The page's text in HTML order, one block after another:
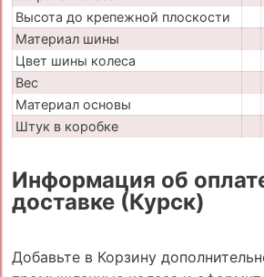
Высота до крепежной плоскости
Материал шины
Цвет шины колеса
Вес
Материал основы
Штук в коробке
Информация об
доставке (Курск)
Добавьте в Корзину